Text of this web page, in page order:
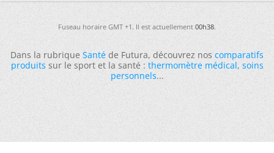
Fuseau horaire GMT +1. Il est actuellement00h38.
Dans la rubriqueSantéde Futura, découvrez noscomparatifs
produitssur le sport et la santé :thermomètre médical,soins
personnels...